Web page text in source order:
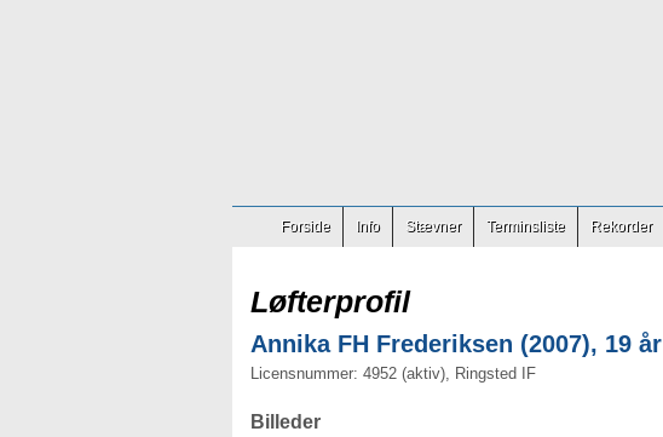
Forside Info Stævner Terminsliste Rekorder
Løfterprofil
Annika FH Frederiksen (2007), 19 år
Licensnummer: 4952 (aktiv), Ringsted IF
Billeder